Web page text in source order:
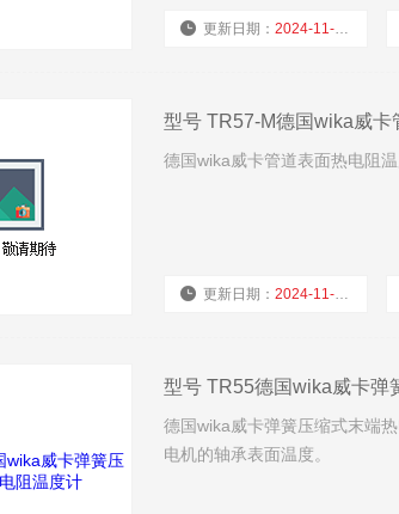
更新日期：2024-11-25
型号 TR57-M德国wika威
德国wika威卡管道表面热电阻
更新日期：2024-11-25
型号 TR55德国wika威卡弹
德国wika威卡弹簧压缩式末端
电机的轴承表面温度。